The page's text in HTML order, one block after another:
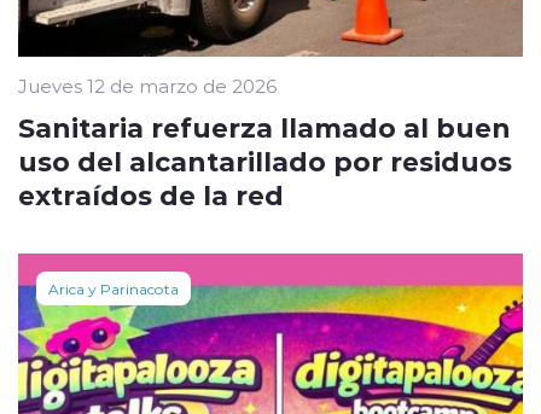
Jueves 12 de marzo de 2026
Sanitaria refuerza llamado al buen
uso del alcantarillado por residuos
extraídos de la red
Arica y Parinacota